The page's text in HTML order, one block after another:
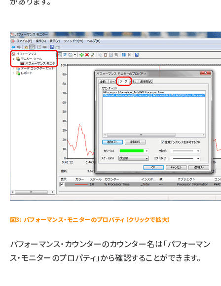
図3: パフォーマンス・モニターのプロパティ（クリックで拡大）
パフォーマンス・カウンターのカウンター名は「パフォーマン
ス・モニターのプロパティ」から確認することができます。